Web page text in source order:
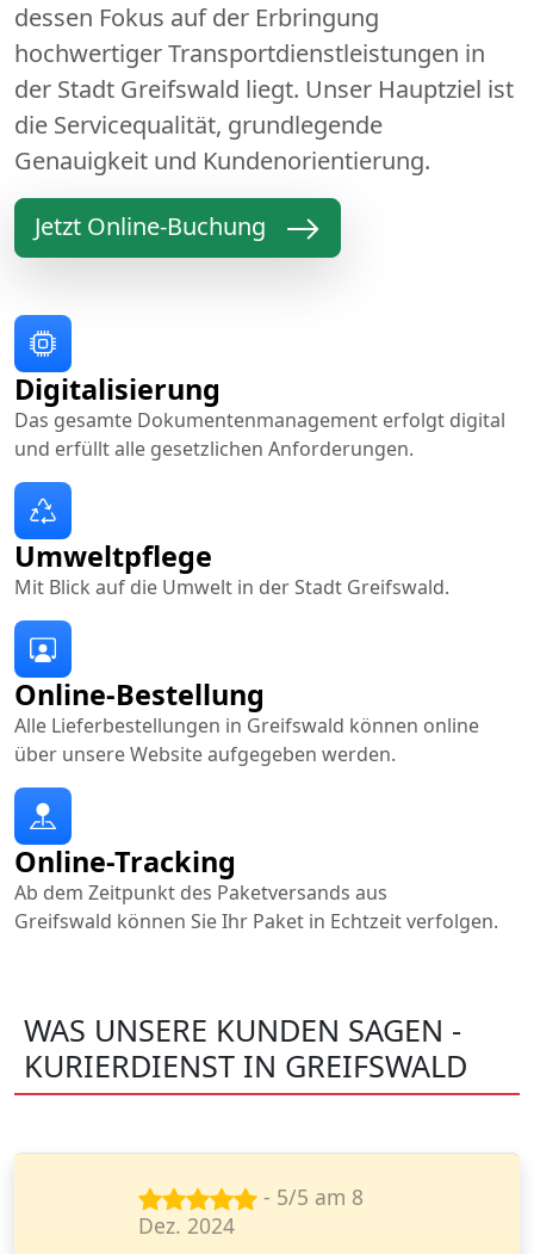
dessen Fokus auf der Erbringung
hochwertiger Transportdienstleistungen in
der Stadt Greifswald liegt. Unser Hauptziel ist
die Servicequalität, grundlegende
Genauigkeit und Kundenorientierung.
Jetzt Online-Buchung
Online-Bestellung
Alle Lieferbestellungen in Greifswald können online
über unsere Website aufgegeben werden.
Online-Tracking
Ab dem Zeitpunkt des Paketversands aus
Greifswald können Sie Ihr Paket in Echtzeit verfolgen.
Digitalisierung
Das gesamte Dokumentenmanagement erfolgt digital
und erfüllt alle gesetzlichen Anforderungen.
Umweltpflege
Mit Blick auf die Umwelt in der Stadt Greifswald.
WAS UNSERE KUNDEN SAGEN -
KURIERDIENST IN GREIFSWALD
- 5/5 am 23
Sept. 2024